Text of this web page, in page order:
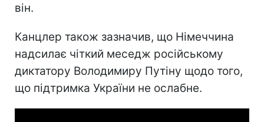
він.
Канцлер також зазначив, що Німеччина
надсилає чіткий меседж російському
диктатору Володимиру Путіну щодо того,
що підтримка України не ослабне.